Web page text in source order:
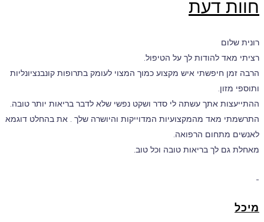
חוות דעת
רונית שלום
רציתי מאד להודות לך על הטיפול.
הרבה זמן חיפשתי איש מקצוע כמוך המצוי לעומק בתרופות קונבנציונליות
ותוספי מזון.
ההתייעצות אתך עשתה לי סדר ושקט נפשי שלא לדבר בריאות יותר טובה.
התרשמתי מאד מהמקצועיות המדוייקות והיושרה שלך . את בהחלט דוגמא
לאנשים מתחום הרפואה.
מאחלת גם לך בריאות טובה וכל טוב.
-
מיכל